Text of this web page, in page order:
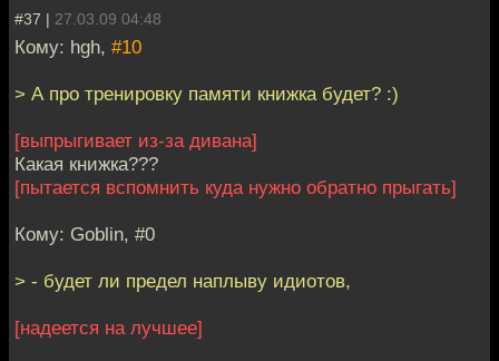
#37 | 27.03.09 04:48
Кому: hgh, #10
> А про тренировку памяти книжка будет? :)
[выпрыгивает из-за дивана]
Какая книжка???
[пытается вспомнить куда нужно обратно прыгать]
Кому: Goblin, #0
> - будет ли предел наплыву идиотов,
[надеется на лучшее]